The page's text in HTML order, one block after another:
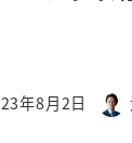
年8月2日
著